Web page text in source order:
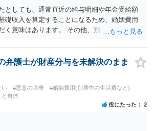
相談者が精神的苦痛を受けたかの際に述べて
す。 法律問題より，夫婦間の問題（離婚の問
きいような問題のような印象を受けました。
話ではなく，全て相談者に向いているように
としても、通常直近の給与明細や年金受給額
礎収入を算定することになるため、婚姻費用
く意味はあります。 その他、別居の経緯、質
良いかと思います。
弁護士が財産分与を未解決のまま
い #悪意の遺棄
#婚姻費用(別居中の生活費など)
と自体
役にたった 2